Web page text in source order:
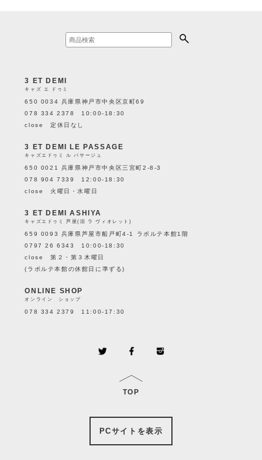
3 ET DEMI
キャズ エ ドゥミ
650 0034 兵庫県神戸市中央区京町69
078 334 2378 10:00-18:30
close 定休日なし
3 ET DEMI LE PASSAGE
キャズエドゥミ ル パサージュ
650 0021 兵庫県神戸市中央区三宮町2-8-3
078 904 7339 12:00-18:30
close 火曜日・水曜日
3 ET DEMI ASHIYA
キャズエドゥミ 芦屋(旧 ラ ヴィオレット)
659 0093 兵庫県芦屋市船戸町4-1 ラポルテ本館1階
0797 26 6343 10:00-18:30
close 第２・第３木曜日
(ラポルテ本館の休館日に準ずる)
ONLINE SHOP
オンライン ショップ
078 334 2379 11:00-17:30
TOP
PCサイトを表示